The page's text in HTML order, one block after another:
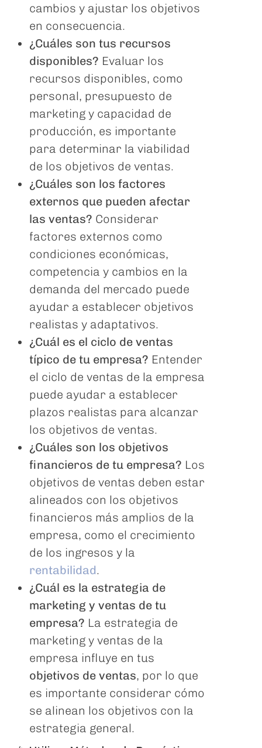
cambios y ajustar los objetivos
en consecuencia.
¿Cuáles son tus recursos
disponibles? Evaluar los
recursos disponibles, como
personal, presupuesto de
marketing y capacidad de
producción, es importante
para determinar la viabilidad
de los objetivos de ventas.
¿Cuáles son los factores
externos que pueden afectar
las ventas? Considerar
factores externos como
condiciones económicas,
competencia y cambios en la
demanda del mercado puede
ayudar a establecer objetivos
realistas y adaptativos.
¿Cuál es el ciclo de ventas
típico de tu empresa? Entender
el ciclo de ventas de la empresa
puede ayudar a establecer
plazos realistas para alcanzar
los objetivos de ventas.
¿Cuáles son los objetivos
financieros de tu empresa? Los
objetivos de ventas deben estar
alineados con los objetivos
financieros más amplios de la
empresa, como el crecimiento
de los ingresos y la
rentabilidad.
¿Cuál es la estrategia de
marketing y ventas de tu
empresa? La estrategia de
marketing y ventas de la
empresa influye en tus
objetivos de ventas, por lo que
es importante considerar cómo
se alinean los objetivos con la
estrategia general.